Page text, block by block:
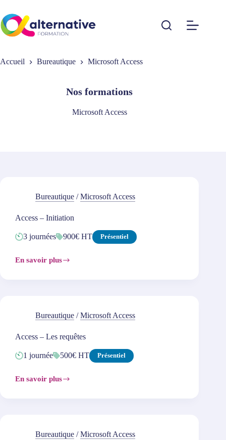
contenu
Accueil Bureautique Microsoft Access
Nos formations
Microsoft Access
Bureautique /Microsoft Access
Access – Initiation
3 journées 900€ HT Présentiel
En savoir plus
Access
Bureautique /Microsoft Access
Access – Les requêtes
1 journée 500€ HT Présentiel
En savoir plus
Access
Bureautique /Microsoft Access